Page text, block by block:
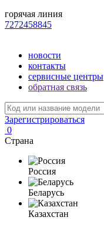
горячая линия
7272458845
новости
контакты
сервисные центры
обратная связь
Зарегистрироваться
0
Страна
Россия
Беларусь
Казахстан